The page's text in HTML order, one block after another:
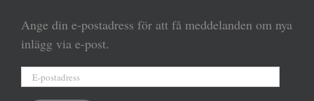
Ange din e-postadress för att få meddelanden om nya
inlägg via e-post.